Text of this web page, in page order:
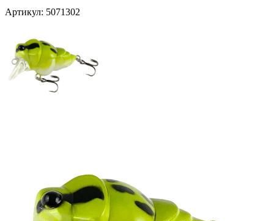
Артикул: 5071302